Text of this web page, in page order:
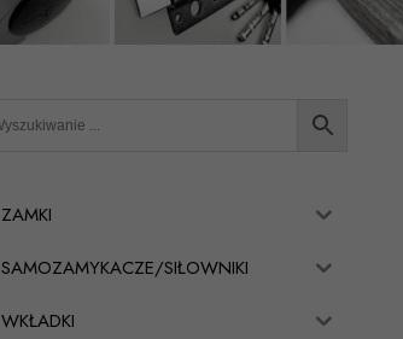
ZAMKI
SAMOZAMYKACZE/SIŁOWNIKI
WKŁADKI